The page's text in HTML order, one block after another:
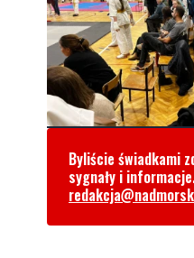
Byliście świadkami
sygnały i